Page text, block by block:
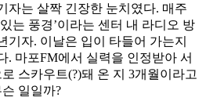
자는 살짝 긴장한 눈치였다. 매주
는 풍경’이라는 센터 내 라디오 방
기자. 이날은 입이 타들어 가는지
. 마포FM에서 실력을 인정받아 서
스카우트(?)돼 온 지 3개월이라고
일일까?